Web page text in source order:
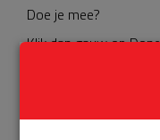
Doe je mee?
Klik dan gauw op